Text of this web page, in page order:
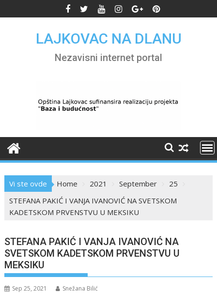
to
LAJKOVAC NA DLANU
Nezavisni internet portal
Vi ste ovde Home 2021 September
25
STEFANA PAKIĆ I VANJA IVANOVIĆ NA SVETSKOM
KADETSKOM PRVENSTVU U MEKSIKU
STEFANA PAKIĆ I VANJA IVANOVIĆ NA
SVETSKOM KADETSKOM PRVENSTVU U
MEKSIKU
Sep 25, 2021 Snežana Bilić